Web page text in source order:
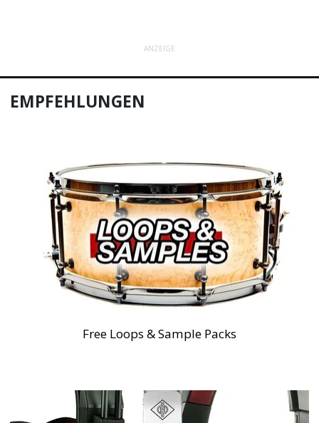
ANZEIGE
EMPFEHLUNGEN
Free Loops & Sample Packs